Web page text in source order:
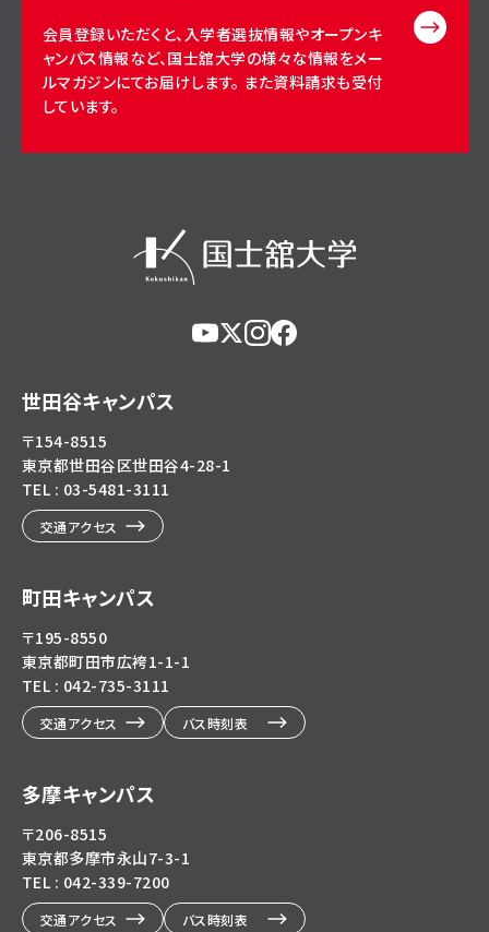
会員登録いただくと、入学者選抜情報やオープンキ
ャンパス情報など、国士舘大学の様々な情報をメー
ルマガジンにてお届けします。 また資料請求も受付
しています。
世田谷キャンパス
〒154-8515
東京都世田谷区世田谷4-28-1
TEL : 03-5481-3111
交通アクセス
町田キャンパス
〒195-8550
東京都町田市広袴1-1-1
TEL : 042-735-3111
交通アクセス バス時刻表
多摩キャンパス
〒206-8515
東京都多摩市永山7-3-1
TEL : 042-339-7200
交通アクセス バス時刻表